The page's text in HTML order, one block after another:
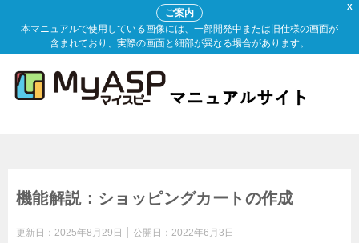
X
ご案内
本マニュアルで使用している画像には、一部開発中または旧仕様の画面が
含まれており、実際の画面と細部が異なる場合があります。
機能解説：ショッピングカートの作成
更新日： 2025年8月29日 公開日： 2022年6月3日